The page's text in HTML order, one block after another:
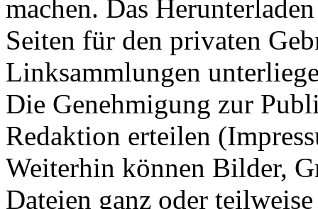
machen. Das
Seiten für den privaten
Linksammlungen
Die Genehmigung zur
Redaktion erteilen
Weiterhin können Bilder,
Dateien ganz oder